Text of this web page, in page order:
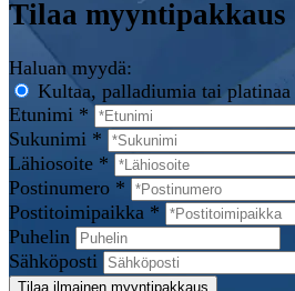
Tilaa myyntipakkaus
Haluan myydä:
Kultaa, palladiumia tai platinaa
Etunimi *
Sukunimi *
Lähiosoite *
Postinumero *
Postitoimipaikka *
Puhelin
Sähköposti
Tilaa ilmainen myyntipakkaus